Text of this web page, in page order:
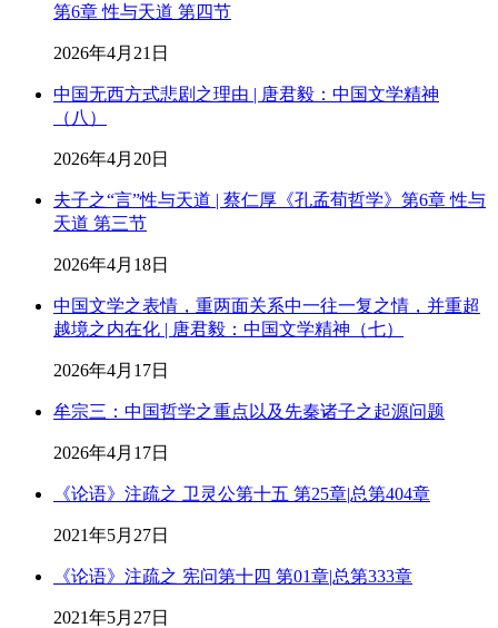
第6章 性与天道 第四节
2026年4月21日
中国无西方式悲剧之理由 | 唐君毅：中国文学精神
（八）
2026年4月20日
夫子之“言”性与天道 | 蔡仁厚《孔孟荀哲学》第6章 性与
天道 第三节
2026年4月18日
中国文学之表情，重两面关系中一往一复之情，并重超
越境之内在化 | 唐君毅：中国文学精神（七）
2026年4月17日
牟宗三：中国哲学之重点以及先秦诸子之起源问题
2026年4月17日
《论语》注疏之 卫灵公第十五 第25章|总第404章
2021年5月27日
《论语》注疏之 宪问第十四 第01章|总第333章
2021年5月27日